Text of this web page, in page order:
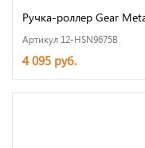
Ручка-роллер Gear
Артикул 12-HSN9675B
4 095 руб.